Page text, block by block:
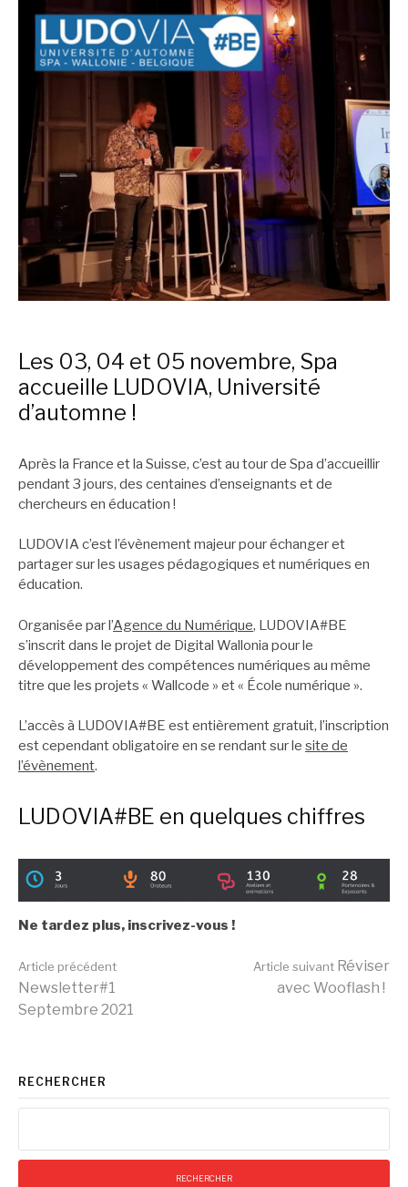
Les 03, 04 et 05 novembre, Spa
accueille LUDOVIA, Université
d’automne !
Après la France et la Suisse, c’est au tour de Spa d’accueillir
pendant 3 jours, des centaines d’enseignants et de
chercheurs en éducation !
LUDOVIA c’est l’évènement majeur pour échanger et
partager sur les usages pédagogiques et numériques en
éducation.
Organisée par l’Agence du Numérique, LUDOVIA#BE
s’inscrit dans le projet de Digital Wallonia pour le
développement des compétences numériques au même
titre que les projets « Wallcode » et « École numérique ».
L’accès à LUDOVIA#BE est entièrement gratuit, l’inscription
est cependant obligatoire en se rendant sur le site de
l’évènement.
LUDOVIA#BE en quelques chiffres
Ne tardez plus, inscrivez-vous !
Lire
suite
Article précédent
Newsletter#1
Septembre 2021
Article suivant Réviser
avec Wooflash !
RECHERCHER